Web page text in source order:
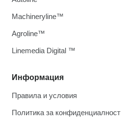
Информация
Правила и условия
Политика за конфиденциалност
Machineryline™
Agroline™
Linemedia Digital ™